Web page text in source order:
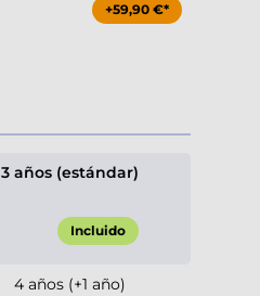
+59,90 €*
3 años (estándar)
Incluido
4 años (+1 año)